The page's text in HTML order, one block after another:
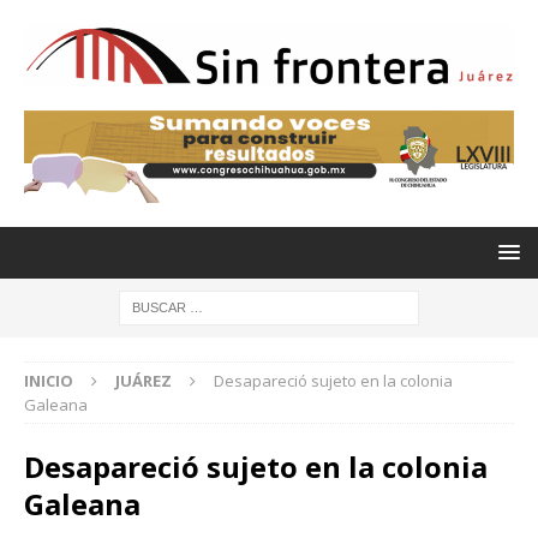
INICIO JUÁREZ
Desapareció sujeto en la colonia
Galeana
Desapareció sujeto en la colonia
Galeana